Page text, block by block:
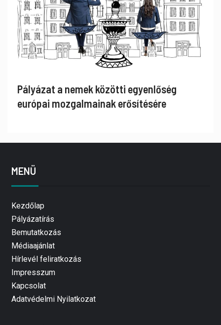
Pályázat a nemek közötti egyenlőség
európai mozgalmainak erősítésére
MENÜ
Kezdőlap
Pályázatírás
Bemutatkozás
Médiaajánlat
Hírlevél feliratkozás
Impresszum
Kapcsolat
Adatvédelmi Nyilatkozat